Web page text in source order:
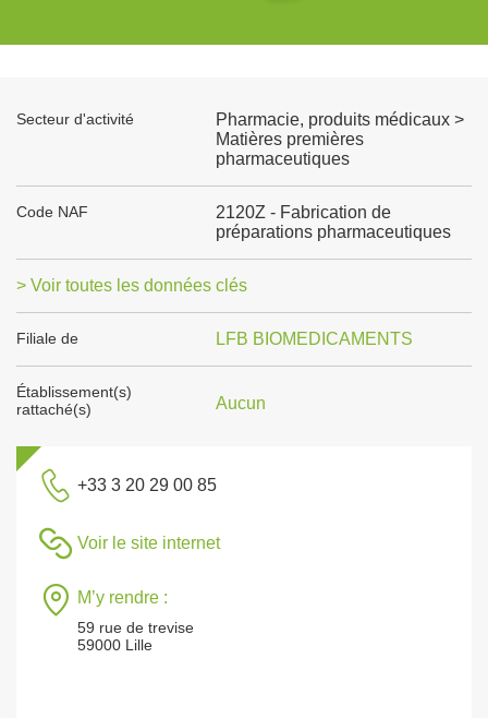
Secteur d'activité
Pharmacie, produits médicaux >
Matières premières
pharmaceutiques
Code NAF
2120Z - Fabrication de
préparations pharmaceutiques
> Voir toutes les données clés
Filiale de LFB BIOMEDICAMENTS
Établissement(s)
rattaché(s)
Aucun
+33 3 20 29 00 85
Voir le site internet
M’y rendre :
59 rue de trevise
59000 Lille